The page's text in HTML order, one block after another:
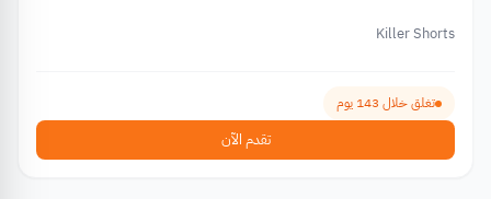
Killer Shorts
تغلق خلال 143 يوم
تقدم الآن